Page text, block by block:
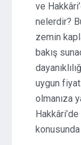
ve
nelerdir?
zemin
bakış
uygun
olmanıza